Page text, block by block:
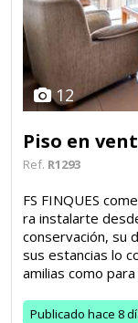
12
Piso en
Ref. R1293
FS FINQUES
ra instalarte
conservación, su
sus estancias lo
amilias como para
Publicado hace 8